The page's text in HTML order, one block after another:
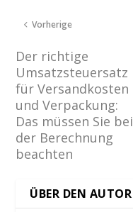
Vorherige
Der richtige
Umsatzsteuersatz
für Versandkosten
und Verpackung:
Das müssen Sie bei
der Berechnung
beachten
ÜBER DEN AUTOR